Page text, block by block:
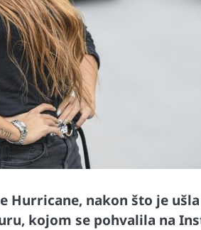
Hurricane, nakon što je
kojom se pohvalila na